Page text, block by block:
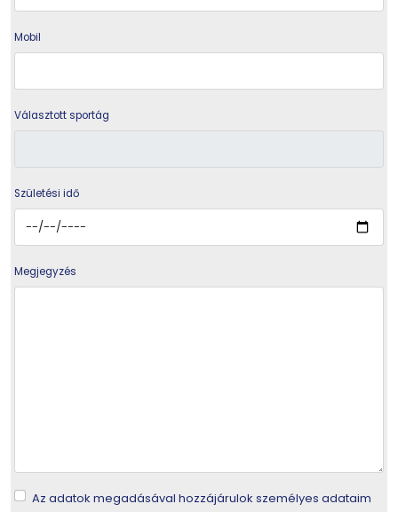
Mobil
Választott sportág
Születési idő
Megjegyzés
Az adatok megadásával hozzájárulok személyes adataim